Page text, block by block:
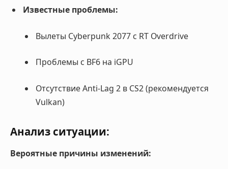
Известные проблемы:
Вылеты Cyberpunk 2077 с RT Overdrive
Проблемы с BF6 на iGPU
Отсутствие Anti-Lag 2 в CS2 (рекомендуется
Vulkan)
Анализ ситуации:
Вероятные причины изменений: